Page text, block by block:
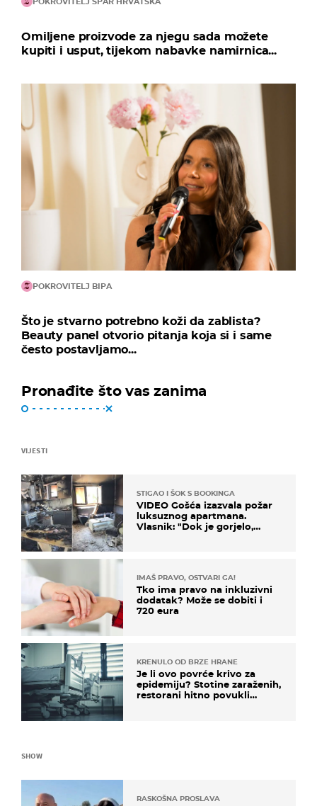
Omiljene proizvode za njegu sada možete
kupiti i usput, tijekom nabavke namirnica...
POKROVITELJ BIPA
Što je stvarno potrebno koži da zablista?
Beauty panel otvorio pitanja koja si i same
često postavljamo...
Pronađite što vas zanima
VIJESTI
STIGAO I ŠOK S BOOKINGA
VIDEO Gošća izazvala požar
luksuznog apartmana.
Vlasnik: "Dok je gorjelo,
IMAŠ PRAVO, OSTVARI GA!
Tko ima pravo na inkluzivni
dodatak? Može se dobiti i
720 eura
KRENULO OD BRZE HRANE
Je li ovo povrće krivo za
epidemiju? Stotine zaraženih,
restorani hitno povukli
SHOW
RASKOŠNA PROSLAVA